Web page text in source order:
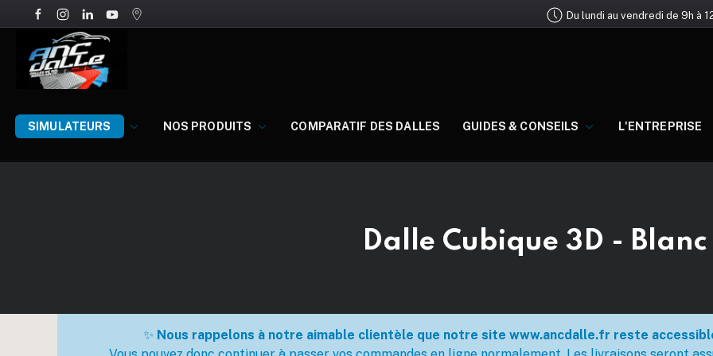
Du lundi au vendredi de 9h à
SIMULATEURS NOS PRODUITS COMPARATIF DES DALLES GUIDES & CONSEILS L'ENTREPRISE
Dalle Cubique 3D - Blanc
✨ Nous rappelons à notre aimable clientèle que notre site www.ancdalle.fr reste